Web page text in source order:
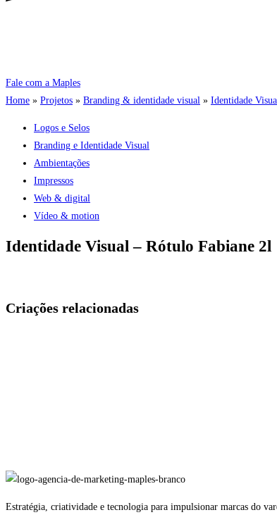
Fale com a Maples
Home » Projetos » Branding & identidade visual » Identidade
Logos e Selos
Branding e Identidade Visual
Ambientações
Impressos
Web & digital
Vídeo & motion
Identidade Visual – Rótulo Fabiane 2l
Criações relacionadas
Estratégia, criatividade e tecnologia para impulsionar marcas do